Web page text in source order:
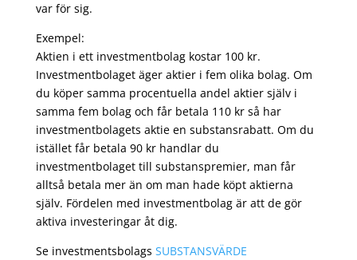
var för sig.
Exempel:
Aktien i ett investmentbolag kostar 100 kr.
Investmentbolaget äger aktier i fem olika bolag. Om
du köper samma procentuella andel aktier själv i
samma fem bolag och får betala 110 kr så har
investmentbolagets aktie en substansrabatt. Om du
istället får betala 90 kr handlar du
investmentbolaget till substanspremier, man får
alltså betala mer än om man hade köpt aktierna
själv. Fördelen med investmentbolag är att de gör
aktiva investeringar åt dig.
Se investmentsbolags SUBSTANSVÄRDE